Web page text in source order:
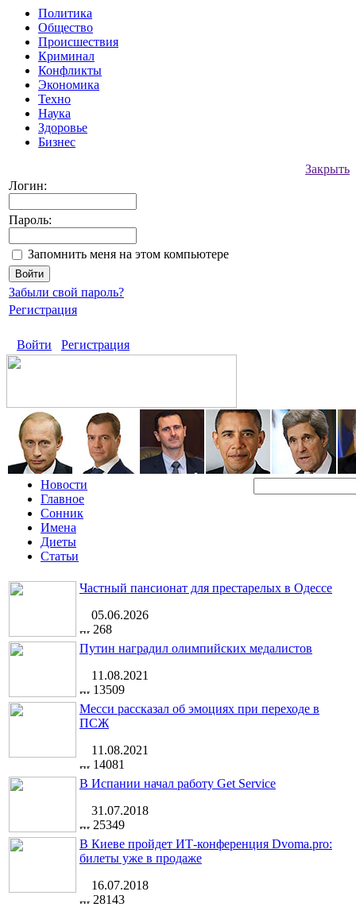
Политика
Общество
Происшествия
Криминал
Конфликты
Экономика
Техно
Наука
Здоровье
Бизнес
Закрыть
Логин:
Пароль:
Запомнить меня на этом компьютере
Забыли свой пароль?
Регистрация
Войти Регистрация
Новости
Главное
Сонник
Имена
Диеты
Статьи
Частный пансионат для престарелых в Одессе
05.06.2026
268
Путин наградил олимпийских медалистов
11.08.2021
13509
Месси рассказал об эмоциях при переходе в
ПСЖ
11.08.2021
14081
В Испании начал работу Get Service
31.07.2018
25349
В Киеве пройдет ИТ-конференция Dvoma.pro:
билеты уже в продаже
16.07.2018
28143